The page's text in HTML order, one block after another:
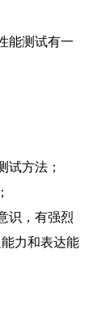
能测试有一
试方法；
识，有强烈
力和表达能